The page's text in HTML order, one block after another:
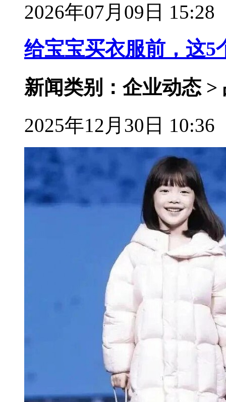
2026年07月09日 15:28
给宝宝买衣服前，这5
新闻类别：企业动态 >
2025年12月30日 10:36